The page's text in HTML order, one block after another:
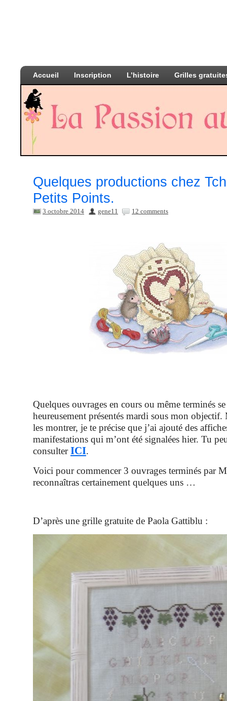
Accueil Inscription L’histoire Grilles
Quelques productions chez
Petits Points.
3 octobre 2014 gene11 12 comments
Quelques ouvrages en cours ou même terminés
heureusement présentés mardi sous mon objectif.
les montrer, je te précise que j’ai ajouté des
manifestations qui m’ont été signalées hier. Tu
consulterICI.
Voici pour commencer 3 ouvrages terminés par
reconnaîtras certainement quelques uns …
D’après une grille gratuite de Paola Gattiblu :